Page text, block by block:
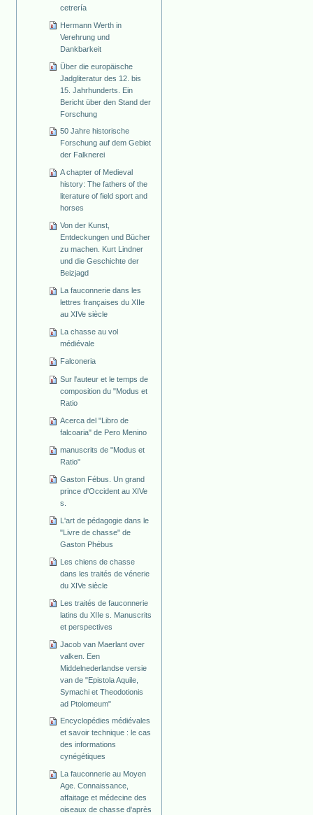
cetrería
Hermann Werth in
Verehrung und
Dankbarkeit
Über die europäische
Jadgliteratur des 12. bis
15. Jahrhunderts. Ein
Bericht über den Stand der
Forschung
50 Jahre historische
Forschung auf dem Gebiet
der Falknerei
A chapter of Medieval
history: The fathers of the
literature of field sport and
horses
Von der Kunst,
Entdeckungen und Bücher
zu machen. Kurt Lindner
und die Geschichte der
Beizjagd
La fauconnerie dans les
lettres françaises du XIIe
au XIVe siècle
La chasse au vol
médiévale
Falconeria
Sur l'auteur et le temps de
composition du "Modus et
Ratio
Acerca del "Libro de
falcoaria" de Pero Menino
manuscrits de "Modus et
Ratio"
Gaston Fébus. Un grand
prince d'Occident au XIVe
s.
L'art de pédagogie dans le
"Livre de chasse" de
Gaston Phébus
Les chiens de chasse
dans les traités de vénerie
du XIVe siècle
Les traités de fauconnerie
latins du XIIe s. Manuscrits
et perspectives
Jacob van Maerlant over
valken. Een
Middelnederlandse versie
van de "Epistola Aquile,
Symachi et Theodotionis
ad Ptolomeum"
Encyclopédies médiévales
et savoir technique : le cas
des informations
cynégétiques
La fauconnerie au Moyen
Age. Connaissance,
affaitage et médecine des
oiseaux de chasse d'après